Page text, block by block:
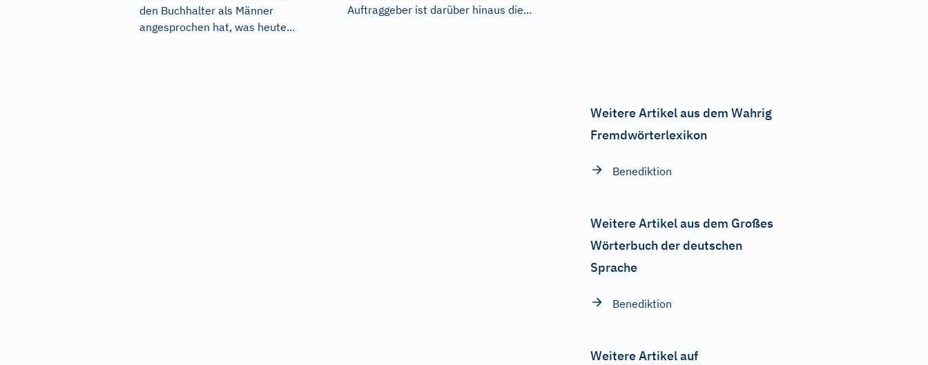
den Buchhalter als Männer
angesprochen hat, was heute...
Auftraggeber ist darüber hinaus die...
Weitere Artikel aus dem Wahrig
Fremdwörterlexikon
Benediktion
Weitere Artikel aus dem Großes
Wörterbuch der deutschen
Sprache
Benediktion
Weitere Artikel auf